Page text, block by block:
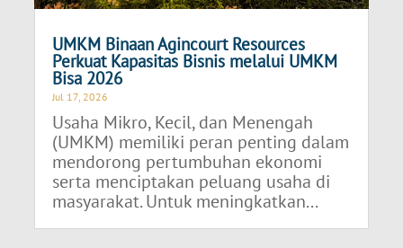
UMKM Binaan Agincourt Resources
Perkuat Kapasitas Bisnis melalui UMKM
Bisa 2026
Jul 17, 2026
Usaha Mikro, Kecil, dan Menengah
(UMKM) memiliki peran penting dalam
mendorong pertumbuhan ekonomi
serta menciptakan peluang usaha di
masyarakat. Untuk meningkatkan...